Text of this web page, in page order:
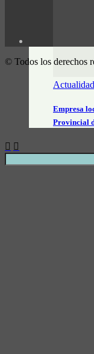
Empresa
Provincial
© Todos los derechos